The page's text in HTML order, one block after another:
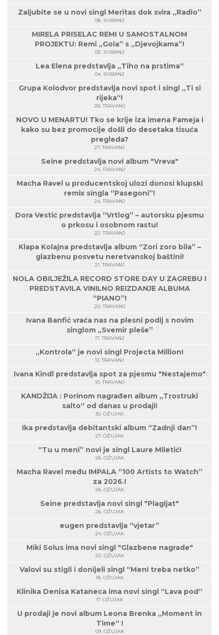
Zaljubite se u novi singl Meritas dok svira „Radio”
08. SVIBANJ
MIRELA PRISELAC REMI U SAMOSTALNOM
PROJEKTU: Remi „Gola” s „Djevojkama”!
05. SVIBANJ
Lea Elena predstavlja „Tiho na prstima“
04. SVIBANJ
Grupa Kolodvor predstavlja novi spot i singl „Ti si
rijeka“!
28. TRAVANJ
NOVO U MENARTU! Tko se krije iza imena Fameja i
kako su bez promocije došli do desetaka tisuća
pregleda?
27. TRAVANJ
Seine predstavlja novi album "Vreva"
24. TRAVANJ
Macha Ravel u producentskoj ulozi donosi klupski
remix singla “Pasegoni”!
24. TRAVANJ
Dora Vestić predstavlja “Vrtlog” – autorsku pjesmu
o prkosu i osobnom rastu!
22. TRAVANJ
Klapa Kolajna predstavlja album “Zori zoro bila” –
glazbenu posvetu neretvanskoj baštini!
21. TRAVANJ
NOLA OBILJEŽILA RECORD STORE DAY U ZAGREBU I
PREDSTAVILA VINILNO REIZDANJE ALBUMA
“PIANO”!
20. TRAVANJ
Ivana Banfić vraća nas na plesni podij s novim
singlom „Svemir pleše”
17. TRAVANJ
„Kontrola“ je novi singl Projecta Million!
13. TRAVANJ
Ivana Kindl predstavlja spot za pjesmu "Nestajemo"
10. TRAVANJ
KANDŽIJA : Porinom nagrađen album „Trostruki
salto“ od danas u prodaji!
30. OŽUJAK
Ika predstavlja debitantski album “Zadnji dan”!
27. OŽUJAK
“Tu u meni” novi je singl Laure Miletić!
26. OŽUJAK
Macha Ravel među IMPALA “100 Artists to Watch”
za 2026.!
26. OŽUJAK
Seine predstavlja novi singl "Plagijat"
26. OŽUJAK
eugen predstavlja “vjetar”
24. OŽUJAK
Miki Solus ima novi singl "Glazbene nagrade"
20. OŽUJAK
Valovi su stigli i donijeli singl “Meni treba netko”
18. OŽUJAK
Klinika Denisa Kataneca ima novi singl “Lava pod“
17. OŽUJAK
U prodaji je novi album Leona Brenka „Moment in
Time“ !
09. OŽUJAK